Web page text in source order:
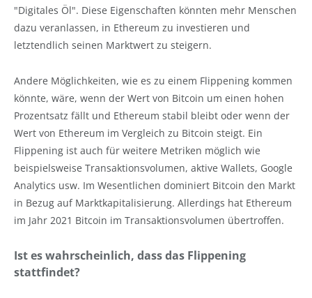
"Digitales Öl". Diese Eigenschaften könnten mehr Menschen
dazu veranlassen, in Ethereum zu investieren und
letztendlich seinen Marktwert zu steigern.
Andere Möglichkeiten, wie es zu einem Flippening kommen
könnte, wäre, wenn der Wert von Bitcoin um einen hohen
Prozentsatz fällt und Ethereum stabil bleibt oder wenn der
Wert von Ethereum im Vergleich zu Bitcoin steigt. Ein
Flippening ist auch für weitere Metriken möglich wie
beispielsweise Transaktionsvolumen, aktive Wallets, Google
Analytics usw. Im Wesentlichen dominiert Bitcoin den Markt
in Bezug auf Marktkapitalisierung. Allerdings hat Ethereum
im Jahr 2021 Bitcoin im Transaktionsvolumen übertroffen.
Ist es wahrscheinlich, dass das Flippening
stattfindet?